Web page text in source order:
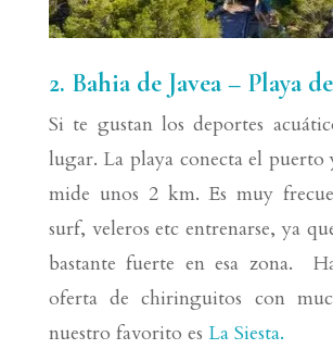
2. Bahia de Javea – Playa
Si te gustan los deportes
lugar. La playa conecta el
mide unos 2 km. Es muy
surf, veleros etc entrenarse, ya
bastante fuerte en esa zona.
oferta de chiringuitos con
nuestro favorito es La Siesta.